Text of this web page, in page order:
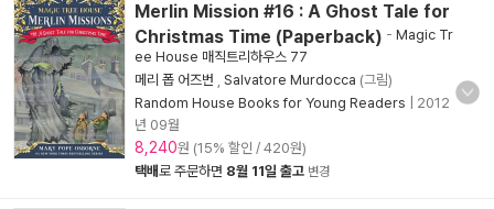
Merlin Mission #16 : A Ghost Tale for
Christmas Time (Paperback) - Magic Tr
ee House 매직트리하우스 77
메리 폽 어즈번
Salvatore Murdocca (그림)
Random House Books for Young Readers
2012
년 09월
8,240원 (15% 할인 / 420원)
택배로 주문하면 8월 11일 출고 변경